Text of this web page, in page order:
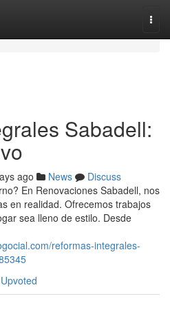
Sabadell:
ago News
Discuss
En Renovaciones Sabadell, nos
en realidad. Ofrecemos trabajos
sea lleno de estilo. Desde
reformas-integrales-